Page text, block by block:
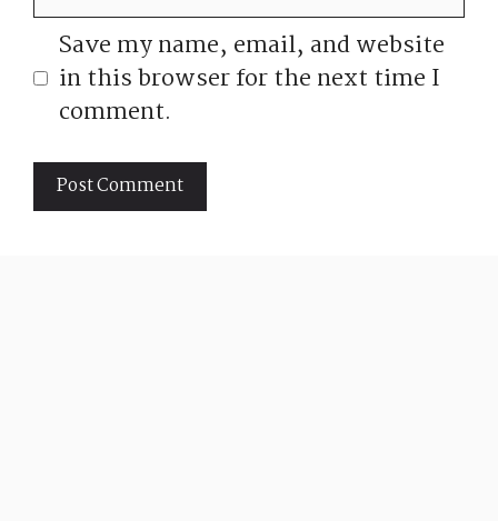
Save my name, email, and website
in this browser for the next time I
comment.